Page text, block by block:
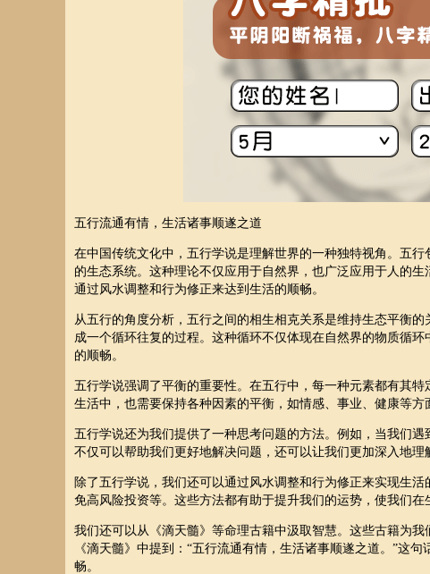
五行流通有情，生活诸事顺遂之道
在中国传统文化中，五行学说是理解世界的一种独特视角。五
的生态系统。这种理论不仅应用于自然界，也广泛应用于人的
通过风水调整和行为修正来达到生活的顺畅。
从五行的角度分析，五行之间的相生相克关系是维持生态平衡
成一个循环往复的过程。这种循环不仅体现在自然界的物质循
的顺畅。
五行学说强调了平衡的重要性。在五行中，每一种元素都有其
生活中，也需要保持各种因素的平衡，如情感、事业、健康等
五行学说还为我们提供了一种思考问题的方法。例如，当我们
不仅可以帮助我们更好地解决问题，还可以让我们更加深入地理
除了五行学说，我们还可以通过风水调整和行为修正来实现生
免高风险投资等。这些方法都有助于提升我们的运势，使我们在
我们还可以从《滴天髓》等命理古籍中汲取智慧。这些古籍为
《滴天髓》中提到：“五行流通有情，生活诸事顺遂之道。”这
畅。